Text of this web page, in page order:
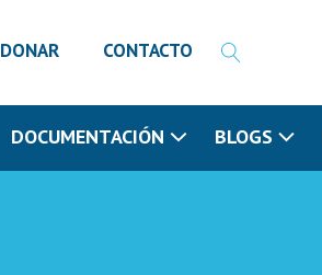
DONAR CONTACTO
DOCUMENTACIÓN BLOGS